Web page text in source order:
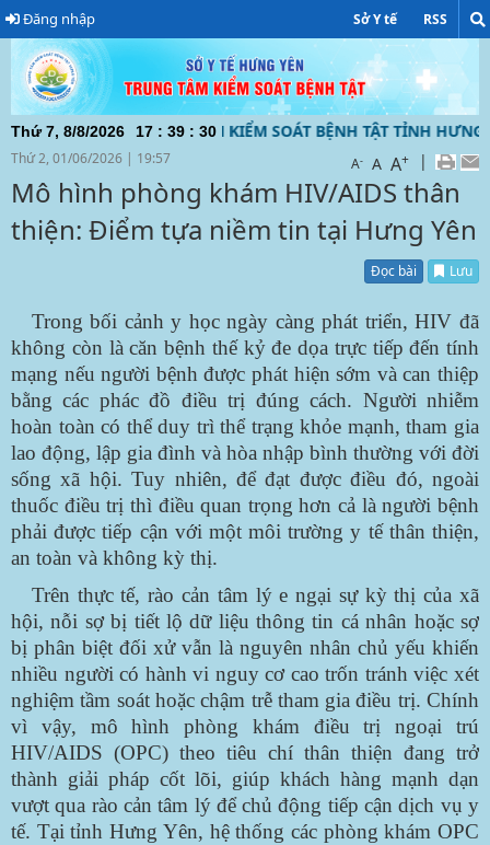
Đăng nhập Sở Y tế RSS
Thứ 7, 8/8/2026 17 : 39 : 31
TỬ CỦA TRUNG TÂM KIỂM SOÁT BỆNH TẬT TỈNH HƯNG
Thứ 2, 01/06/2026 | 19:57 A- A A+ |
Mô hình phòng khám HIV/AIDS thân
thiện: Điểm tựa niềm tin tại Hưng Yên
Đọc bài Lưu
Trong bối cảnh y học ngày càng phát triển, HIV đã
không còn là căn bệnh thế kỷ đe dọa trực tiếp đến tính
mạng nếu người bệnh được phát hiện sớm và can thiệp
bằng các phác đồ điều trị đúng cách. Người nhiễm
hoàn toàn có thể duy trì thể trạng khỏe mạnh, tham gia
lao động, lập gia đình và hòa nhập bình thường với đời
sống xã hội. Tuy nhiên, để đạt được điều đó, ngoài
thuốc điều trị thì điều quan trọng hơn cả là người bệnh
phải được tiếp cận với một môi trường y tế thân thiện,
an toàn và không kỳ thị.
Trên thực tế, rào cản tâm lý e ngại sự kỳ thị của xã
hội, nỗi sợ bị tiết lộ dữ liệu thông tin cá nhân hoặc sợ
bị phân biệt đối xử vẫn là nguyên nhân chủ yếu khiến
nhiều người có hành vi nguy cơ cao trốn tránh việc xét
nghiệm tầm soát hoặc chậm trễ tham gia điều trị. Chính
vì vậy, mô hình phòng khám điều trị ngoại trú
HIV/AIDS (OPC) theo tiêu chí thân thiện đang trở
thành giải pháp cốt lõi, giúp khách hàng mạnh dạn
vượt qua rào cản tâm lý để chủ động tiếp cận dịch vụ y
tế. Tại tỉnh Hưng Yên, hệ thống các phòng khám OPC